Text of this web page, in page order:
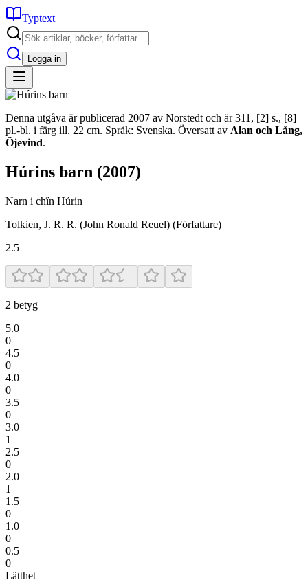
Typtext
Logga in
Denna utgåva är publicerad 2007 av Norstedt och är 311, [2] s., [8]
pl.-bl. i färg ill. 22 cm. Språk: Svenska. Översatt av Alan och Lång,
Öjevind.
Húrins barn (2007)
Narn i chîn Húrin
Tolkien, J. R. R. (John Ronald Reuel) (Författare)
2.5
2 betyg
5.0
0
4.5
0
4.0
0
3.5
0
3.0
1
2.5
0
2.0
1
1.5
0
1.0
0
0.5
0
Lätthet